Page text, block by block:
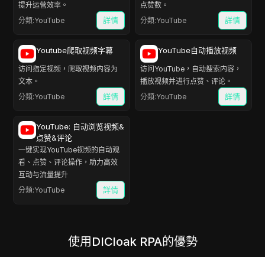
提升运营效率。
分類:YouTube 詳情
点赞数。
分類:YouTube 詳情
Youtube爬取视频字幕
访问指定视频，爬取视频内容为
文本。
分類:YouTube 詳情
YouTube自动播放视频
访问YouTube，自动搜索内容，
播放视频并进行点赞、评论。
分類:YouTube 詳情
YouTube: 自动浏览视频&
点赞&评论
一键实现YouTube视频的自动观
看、点赞、评论操作，助力高效
互动与流量提升
分類:YouTube 詳情
使用DICloak RPA的優勢